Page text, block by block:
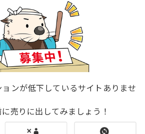
ンが低下しているサイトありませ
売りに出してみましょう！